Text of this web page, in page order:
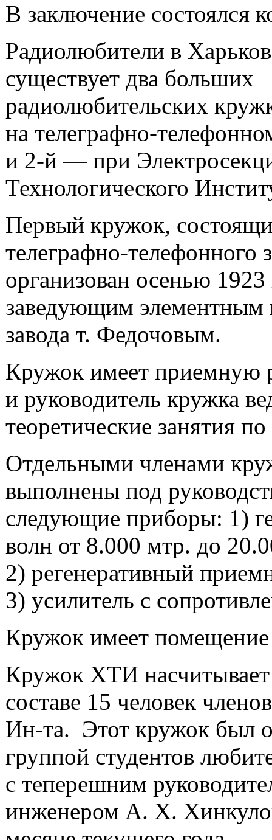
В заключение состоялся
Радиолюбители в
существует два больших
радиолюбительских
на телеграфно-
и 2-й — при
Технологического
Первый кружок,
телеграфно-телефонного
организован осенью 1923
заведующим элементным
завода т. Федочовым.
Кружок имеет приемную
и руководитель кружка
теоретические занятия
Отдельными членами
выполнены под
следующие приборы: 1)
волн от 8.000 мтр. до
2) регенеративный
3) усилитель с
Кружок имеет помещение
Кружок ХТИ насчитывает
составе 15 человек
Ин-та. Этот кружок был
группой студентов
с теперешним
инженером А. X.